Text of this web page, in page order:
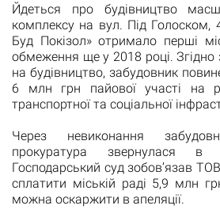
Йдеться про будівництво
комплексу на вул. Під Голоском,
Буд Покізол» отримало перші
обмеження ще у 2018 році.
на будівництво, забудовник
6 млн грн пайової участі на
транспортної та соціальної
Через невиконання
прокуратура звернулася
Господарський суд зобовʼязав
сплатити міській раді 5,9 млн
можна оскаржити в апеляції.